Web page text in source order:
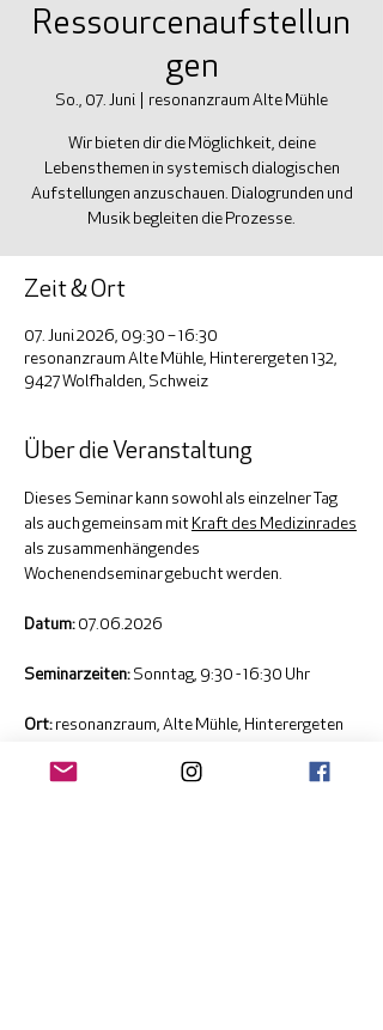
Ressourcenaufstellun
gen
So., 07. Juni resonanzraum Alte Mühle
Wir bieten dir die Möglichkeit, deine
Lebensthemen in systemisch dialogischen
Aufstellungen anzuschauen. Dialogrunden und
Musik begleiten die Prozesse.
Zeit & Ort
07. Juni 2026, 09:30 – 16:30
resonanzraum Alte Mühle, Hinterergeten 132,
9427 Wolfhalden, Schweiz
Über die Veranstaltung
Dieses Seminar kann sowohl als einzelner Tag
als auch gemeinsam mit Kraft des Medizinrades
als zusammenhängendes
Wochenendseminar gebucht werden.
Datum: 07.06.2026
Seminarzeiten: Sonntag, 9:30 - 16:30 Uhr
Ort: resonanzraum, Alte Mühle, Hinterergeten